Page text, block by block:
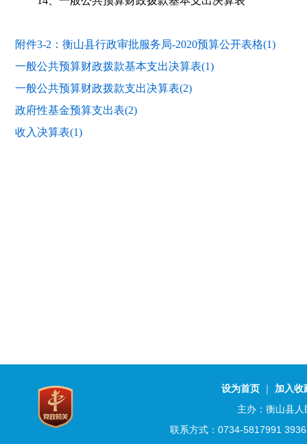
附件3-2：衡山县行政审批服务局-2020预算公开表格(1)
一般公共预算财政拨款基本支出决算表(1)
一般公共预算财政拨款支出决算表(2)
政府性基金预算支出表(2)
收入决算表(1)
设为首页 ｜ 加入收
主办：衡山县
联系方式：0734-5817991